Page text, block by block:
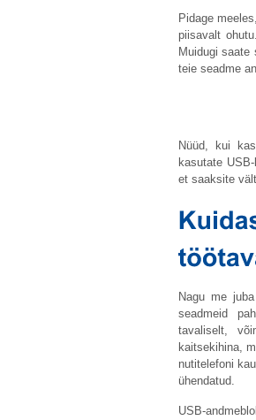
Pidage
piisavalt
Muidugi
teie seadme
Nüüd, kui
kasutate
et saaksite
Nagu me
seadmeid
tavaliselt,
kaitsekihina,
nutitelefoni
ühendatud.
USB-